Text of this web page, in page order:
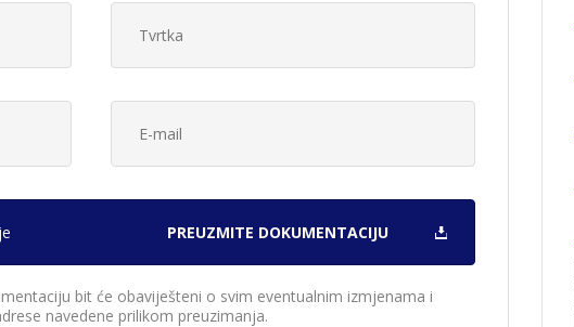
bit će obaviješteni o svim eventualnim izmjenama i
navedene prilikom preuzimanja.